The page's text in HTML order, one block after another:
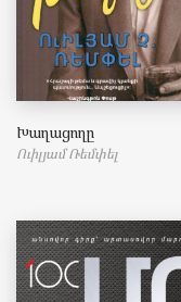
Խաղացողը
Ուիլյամ Ռեմփել